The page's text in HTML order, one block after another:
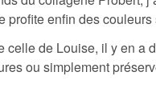
profite enfin des
celle de Louise, il y en a
ou simplement